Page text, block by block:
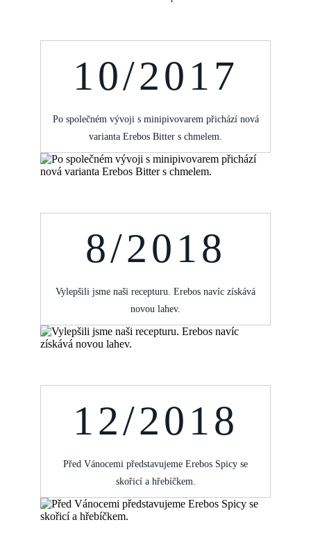
10/2017
Po společném vývoji s minipivovarem přichází nová
varianta Erebos Bitter s chmelem.
8/2018
Vylepšili jsme naši recepturu. Erebos navíc získává
novou lahev.
12/2018
Před Vánocemi představujeme Erebos Spicy se
skořicí a hřebíčkem.